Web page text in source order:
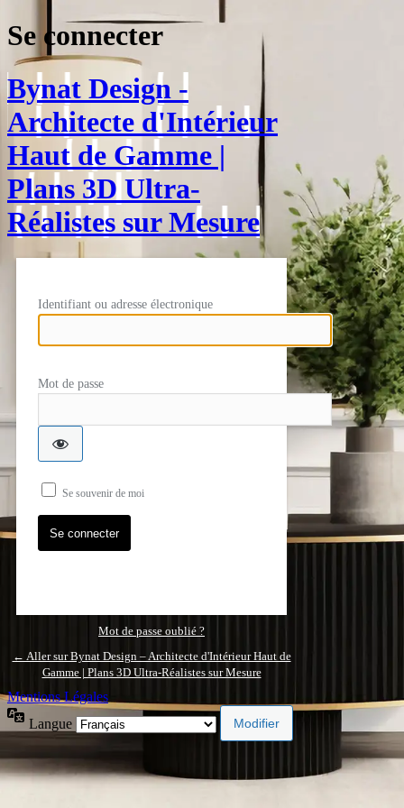
Se connecter
Bynat Design -
Architecte d'Intérieur
Haut de Gamme |
Plans 3D Ultra-
Réalistes sur Mesure
Identifiant ou adresse électronique
Mot de passe
Se souvenir de moi
Mot de passe oublié ?
← Aller sur Bynat Design – Architecte d'Intérieur Haut de
Gamme | Plans 3D Ultra-Réalistes sur Mesure
Mentions Légales
Langue